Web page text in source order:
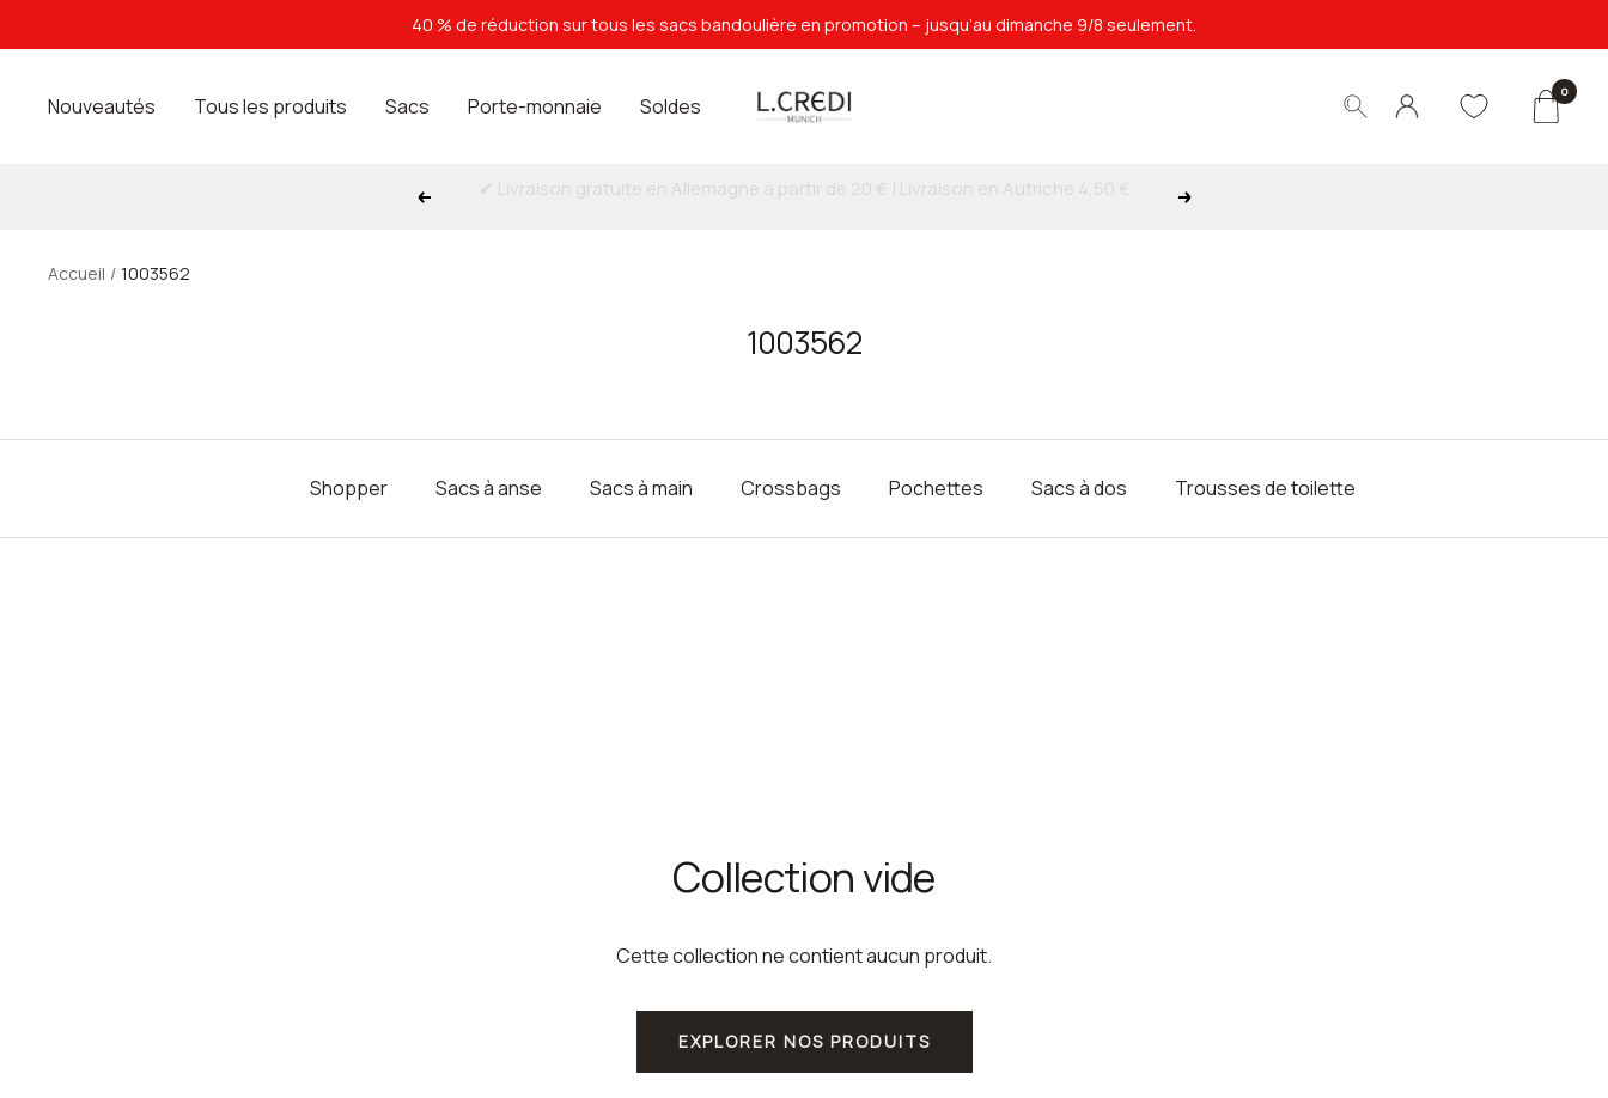
au
40 % de réduction sur tous les sacs bandoulière en promotion – jusqu’au dimanche 9/8 seulement.
Nouveautés Tous les produits Sacs Porte-monnaie Soldes
L.Credi
0
Précédent ✔ retour gratuit sous 30 jours Suivant
Accueil 1003562
1003562
Shopper Sacs à anse Sacs à main Crossbags Pochettes Sacs à dos Trousses de toilette
Collection vide
Cette collection ne contient aucun produit.
EXPLORER NOS PRODUITS